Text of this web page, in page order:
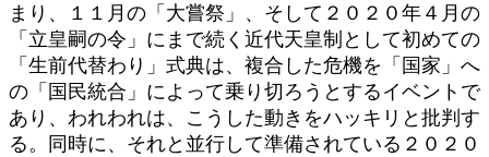
まり、１１月の「大嘗祭」、そして２０２０年４月の
「立皇嗣の令」にまで続く近代天皇制として初めての
「生前代替わり」式典は、複合した危機を「国家」へ
の「国民統合」によって乗り切ろうとするイベントで
あり、われわれは、こうした動きをハッキリと批判す
る。同時に、それと並行して準備されている２０２０